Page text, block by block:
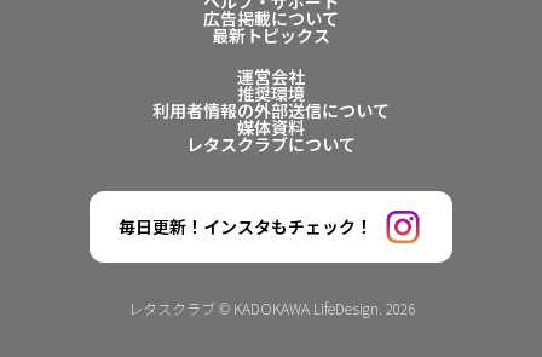
広告掲載について
最新トピックス
運営会社
推奨環境
利用者情報の外部送信について
媒体資料
レタスクラブについて
毎日更新！インスタもチェック！
レタスクラブ © KADOKAWA LifeDesign. 2026